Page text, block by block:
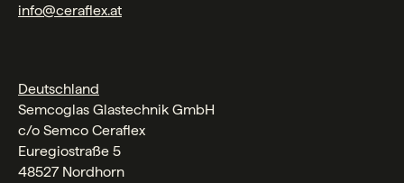
info@ceraflex.at
Deutschland
Semcoglas Glastechnik GmbH
c/o Semco Ceraflex
Euregiostraße 5
48527 Nordhorn